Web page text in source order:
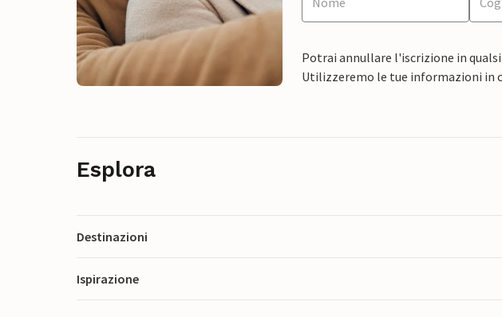
Potrai annullare l'iscrizione in
Utilizzeremo le tue informazioni in
Esplora
Destinazioni
Ispirazione